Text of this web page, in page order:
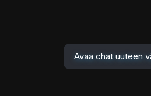
Avaa chat uuteen